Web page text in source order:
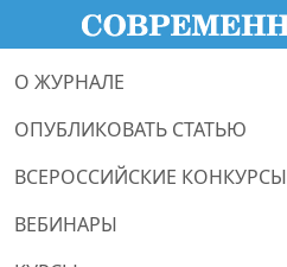
О ЖУРНАЛЕ
ОПУБЛИКОВАТЬ СТАТЬЮ
ВСЕРОССИЙСКИЕ КОНКУРСЫ
ВЕБИНАРЫ